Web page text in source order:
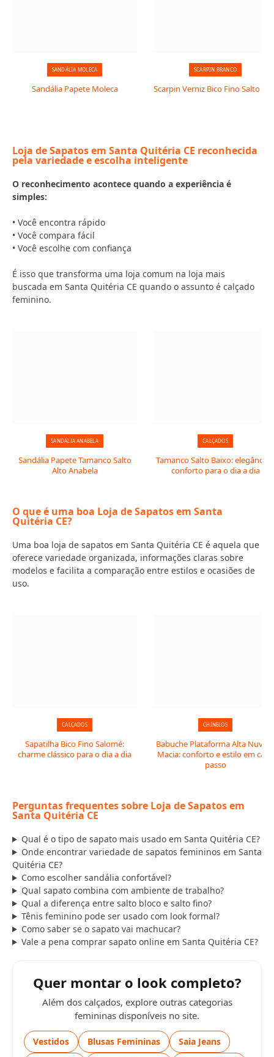
SANDÁLIA MOLECA
Sandália Papete Moleca
SCARPIN BRANCO
Scarpin Verniz Bico Fino Salto
Loja de Sapatos em Santa Quitéria CE reconhecida
pela variedade e escolha inteligente
O reconhecimento acontece quando a experiência é
simples:
• Você encontra rápido
• Você compara fácil
• Você escolhe com confiança
É isso que transforma uma loja comum na loja mais
buscada em Santa Quitéria CE quando o assunto é calçado
feminino.
SANDÁLIA ANABELA
Sandália Papete Tamanco Salto
Alto Anabela
CALÇADOS
Tamanco Salto Baixo: elegância
conforto para o dia a dia
O que é uma boa Loja de Sapatos em Santa
Quitéria CE?
Uma boa loja de sapatos em Santa Quitéria CE é aquela que
oferece variedade organizada, informações claras sobre
modelos e facilita a comparação entre estilos e ocasiões de
uso.
CALÇADOS
Sapatilha Bico Fino Salomé:
charme clássico para o dia a dia
CHINELOS
Babuche Plataforma Alta Nuvem
Macia: conforto e estilo em cada
passo
Perguntas frequentes sobre Loja de Sapatos em
Santa Quitéria CE
Qual é o tipo de sapato mais usado em Santa Quitéria CE?
Onde encontrar variedade de sapatos femininos em Santa
Quitéria CE?
Como escolher sandália confortável?
Qual sapato combina com ambiente de trabalho?
Qual a diferença entre salto bloco e salto fino?
Tênis feminino pode ser usado com look formal?
Como saber se o sapato vai machucar?
Vale a pena comprar sapato online em Santa Quitéria CE?
Quer montar o look completo?
Além dos calçados, explore outras categorias
femininas disponíveis no site.
Vestidos Blusas Femininas
Saia Jeans